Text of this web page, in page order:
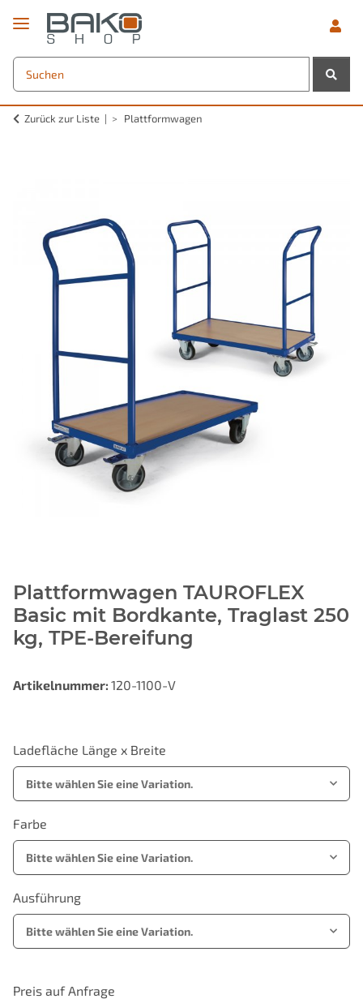
Zurück zur Liste Plattformwagen
Plattformwagen TAUROFLEX
Basic mit Bordkante, Traglast 250
kg, TPE-Bereifung
Artikelnummer: 120-1100-V
Ladefläche Länge x Breite
Bitte wählen Sie eine Variation.
Farbe
Bitte wählen Sie eine Variation.
Ausführung
Bitte wählen Sie eine Variation.
Preis auf Anfrage